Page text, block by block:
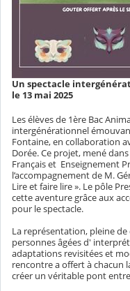
Un spectacle
le 13 mai 2025
Les élèves de 1ère Bac
intergénérationnel
Fontaine, en collaboration
Dorée. Ce projet, mené
Français et Enseignement
l’accompagnement de M.
Lire et faire lire ». Le pôle
cette aventure grâce aux
pour le spectacle.
La représentation, pleine
personnes âgées d'
adaptations revisitées et
rencontre a offert à chacun
créer un véritable pont